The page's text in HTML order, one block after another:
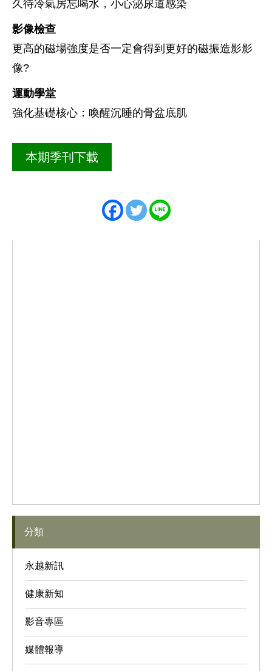
久待冷氣房忘喝水，小心泌尿道感染
影像檢查
更高的磁場強度是否一定會得到更好的磁振造影影
像?
運動學堂
強化基礎核心：喚醒沉睡的骨盆底肌
本期季刊下載
分類
永越新訊
健康新知
影音專區
媒體報導